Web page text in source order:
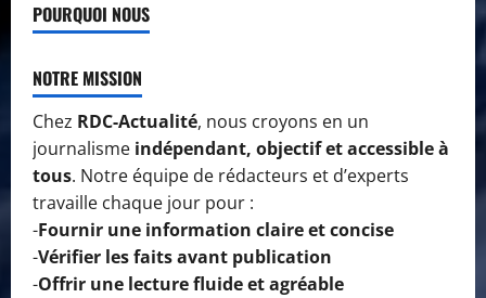
POURQUOI NOUS
NOTRE MISSION
Chez RDC-Actualité, nous croyons en un
journalisme indépendant, objectif et accessible à
tous. Notre équipe de rédacteurs et d’experts
travaille chaque jour pour :
-Fournir une information claire et concise
-Vérifier les faits avant publication
-Offrir une lecture fluide et agréable